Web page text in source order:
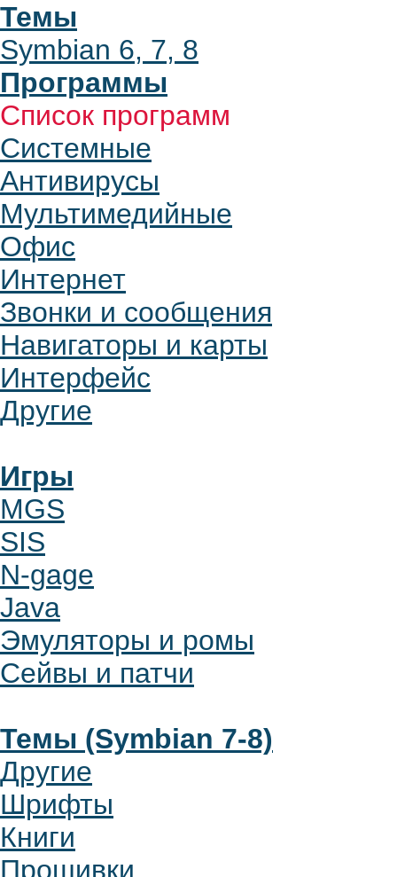
Темы
Symbian 6, 7, 8
Программы
Список программ
Системные
Антивирусы
Мультимедийные
Офис
Интернет
Звонки и сообщения
Навигаторы и карты
Интерфейс
Другие
Игры
MGS
SIS
N-gage
Java
Эмуляторы и ромы
Сейвы и патчи
Темы (Symbian 7-8)
Другие
Шрифты
Книги
Прошивки